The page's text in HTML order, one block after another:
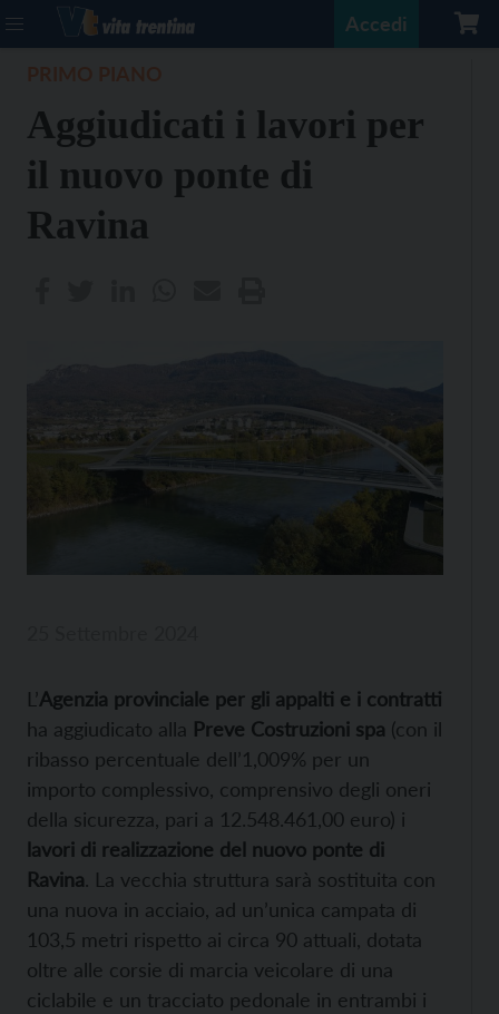
Accedi
Aggiudicati i lavori per
il nuovo ponte di
Ravina
L’Agenzia provinciale per gli appalti e i contratti
ha aggiudicato alla Preve Costruzioni spa (con il
ribasso percentuale dell’1,009% per un
importo complessivo, comprensivo degli oneri
della sicurezza, pari a 12.548.461,00 euro) i
lavori di realizzazione del nuovo ponte di
Ravina. La vecchia struttura sarà sostituita con
una nuova in acciaio, ad un’unica campata di
103,5 metri rispetto ai circa 90 attuali, dotata
oltre alle corsie di marcia veicolare di una
ciclabile e un tracciato pedonale in entrambi i